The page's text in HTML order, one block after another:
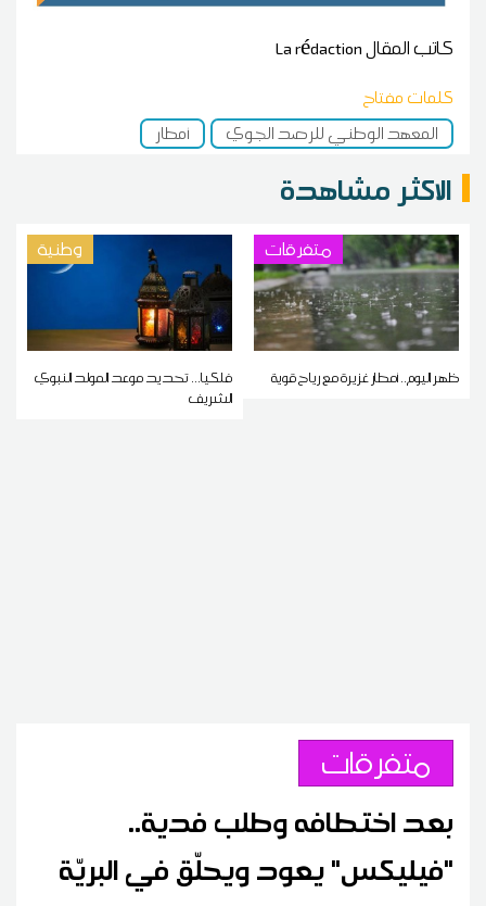
كاتب المقالLa rédaction
كلمات مفتاح
المعهد الوطني للرصد الجوي
أمطار
الاكثر مشاهدة
متفرقات
ظهر اليوم.. أمطار غزيرة مع رياح قوية
وطنية
فلكيا... تحديد موعد المولد النبوي
الشريف
متفرقات
بعد اختطافه وطلب فدية..
"فيليكس" يعود ويحلّق في البريّة